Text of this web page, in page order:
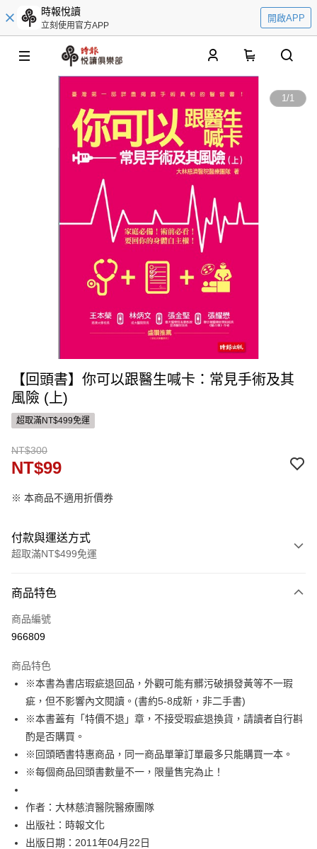
時報悅讀
立刻使用官方APP
開啟APP
1/1
【回頭書】你可以跟醫生喊卡：常見手術及其
風險 (上)
超取滿NT$499免運
NT$300
NT$99
※ 本商品不適用折價券
付款與運送方式
超取滿NT$499免運
信用卡一次付款
ATM付款
運送方式
付款後全家取貨
每筆NT$60，滿NT$499(含以上)免運費
付款後7-11取貨
每筆NT$60，滿NT$499(含以上)免運費
宅配
每筆NT$100，滿NT$499(含以上)免運費
商品特色
商品編號
966809
商品特色
※本書為書店瑕疵退回品，外觀可能有髒污破損發黃等不一瑕
疵，但不影響內文閱讀。(書約5-8成新，非二手書)
※本書蓋有「特價不退」章，不接受瑕疵退換貨，請讀者自行斟
酌是否購買。
※回頭晒書特惠商品，同一商品單筆訂單最多只能購買一本。
※每個商品回頭書數量不一，限量售完為止！
作者：大林慈濟醫院醫療團隊
出版社：時報文化
出版日期：2011年04月22日